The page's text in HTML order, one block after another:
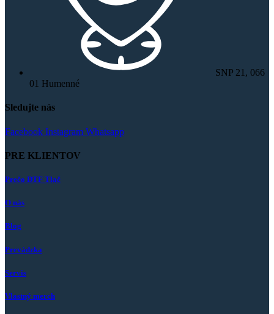
SNP 21, 066
01 Humenné
Sledujte nás
Facebook Instagram Whatsapp
PRE KLIENTOV
Prečo DTF Tlač
O nás
Blog
Prevádzka
Servis
Vlastný merch